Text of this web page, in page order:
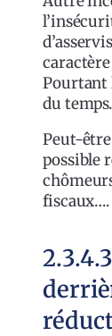
Pourtant
du
Peut-
possible
fiscaux….